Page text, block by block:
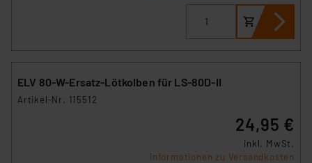
ELV 80-W-Ersatz-Lötkolben für LS-80D-II
Artikel-Nr. 115512
24,95 €
inkl. MwSt.
Informationen zu Versandkosten